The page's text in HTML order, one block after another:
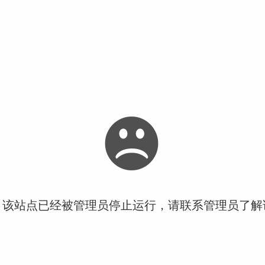
站点已经被管理员停止运行，请联系管理员了